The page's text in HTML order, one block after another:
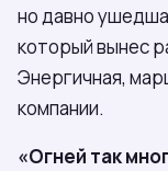
но давно
который вынес
Энергичная,
компании.
«Огней так